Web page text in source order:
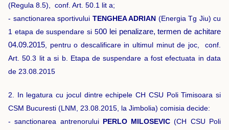
(Regula 8.5), conf. Art. 50.1 lit a;
- sanctionarea sportivului TENGHEA ADRIAN (Energia Tg Jiu) cu
1 etapa de suspendare si 500 lei penalizare, termen de achitare
04.09.2015 , pentru o descalificare in ultimul minut de joc, conf.
Art. 50.3 lit a si b. Etapa de suspendare a fost efectuata in data
de 23.08.2015
2. In legatura cu jocul dintre echipele CH CSU Poli Timisoara si
CSM Bucuresti (LNM, 23.08.2015, la Jimbolia) comisia decide:
- sanctionarea antrenorului PERLO MILOSEVIC(CH CSU Poli